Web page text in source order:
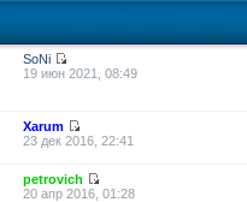
SoNi
19 июн 2021, 08:49
Xarum
23 дек 2016, 22:41
petrovich
20 апр 2016, 01:28